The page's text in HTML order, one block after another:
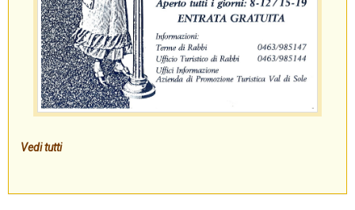
Vedi tutti